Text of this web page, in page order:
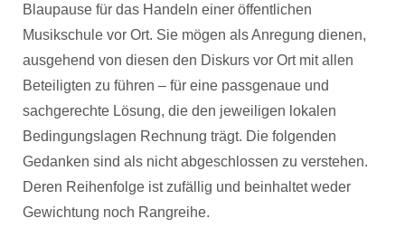
Blaupause für das Handeln einer öffentlichen
Musikschule vor Ort. Sie mögen als Anregung dienen,
ausgehend von diesen den Diskurs vor Ort mit allen
Beteiligten zu führen – für eine passgenaue und
sachgerechte Lösung, die den jeweiligen lokalen
Bedingungslagen Rechnung trägt. Die folgenden
Gedanken sind als nicht abgeschlossen zu verstehen.
Deren Reihenfolge ist zufällig und beinhaltet weder
Gewichtung noch Rangreihe.